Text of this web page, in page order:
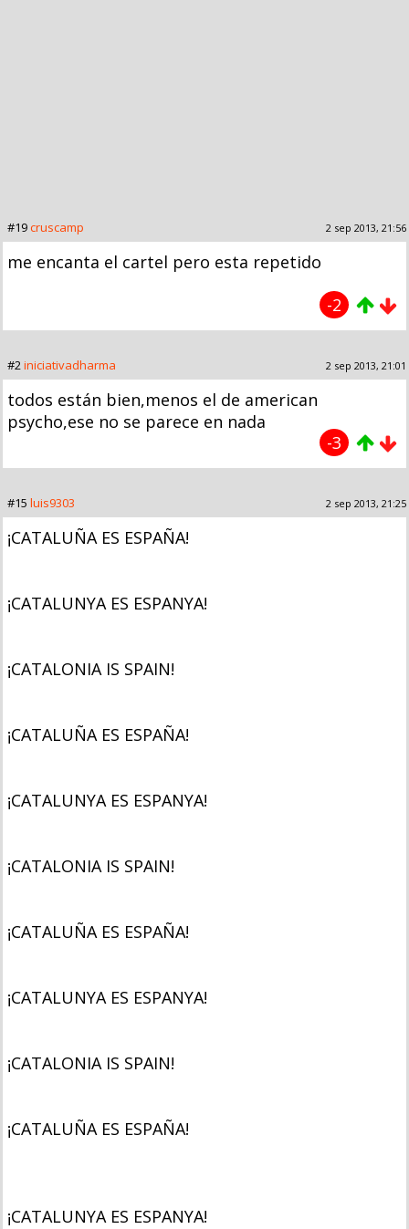
#19cruscamp 2 sep 2013, 21:56
me encanta el cartel pero esta repetido
-2
#2iniciativadharma 2 sep 2013, 21:01
todos están bien,menos el de american
psycho,ese no se parece en nada
-3
#15 luis9303 2 sep 2013, 21:25
¡CATALUÑA ES ESPAÑA!
¡CATALUNYA ES ESPANYA!
¡CATALONIA IS SPAIN!
¡CATALUÑA ES ESPAÑA!
¡CATALUNYA ES ESPANYA!
¡CATALONIA IS SPAIN!
¡CATALUÑA ES ESPAÑA!
¡CATALUNYA ES ESPANYA!
¡CATALONIA IS SPAIN!
¡CATALUÑA ES ESPAÑA!
¡CATALUNYA ES ESPANYA!